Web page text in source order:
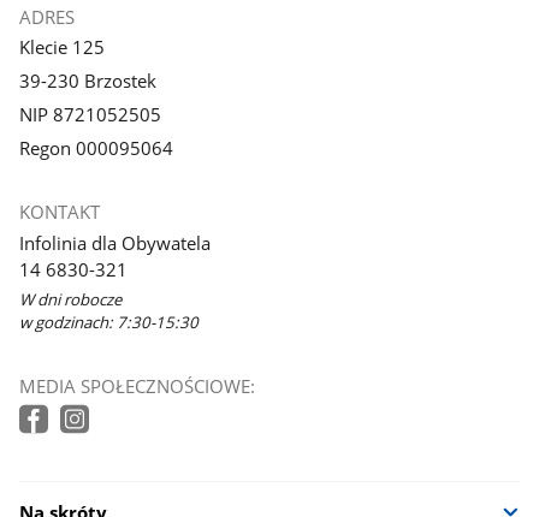
ADRES
Klecie 125
39-230 Brzostek
NIP 8721052505
Regon 000095064
KONTAKT
Infolinia dla Obywatela
14 6830-321
W dni robocze
w godzinach: 7:30-15:30
MEDIA SPOŁECZNOŚCIOWE: